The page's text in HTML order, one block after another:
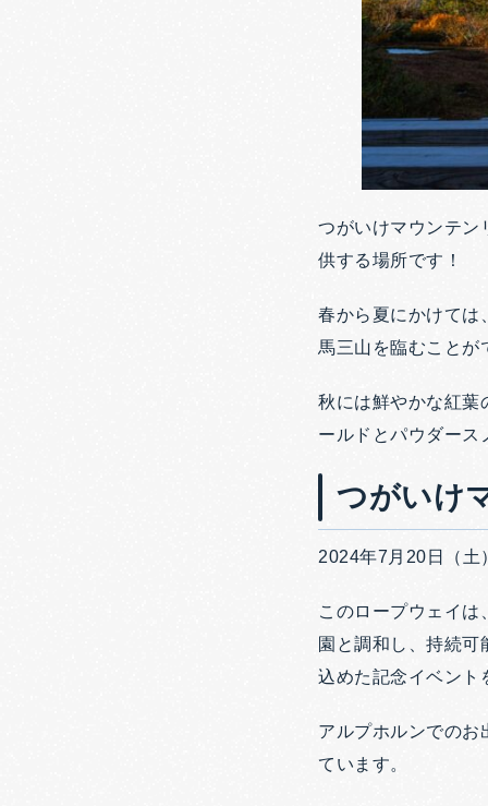
つがいけマウンテン
供する場所です！
春から夏にかけては
馬三山を臨むことが
秋には鮮やかな紅葉
ールドとパウダース
つがいけ
2024年7月20日（土
このロープウェイ
園と調和し、持続
込めた記念イベント
アルプホルンでのお
ています。